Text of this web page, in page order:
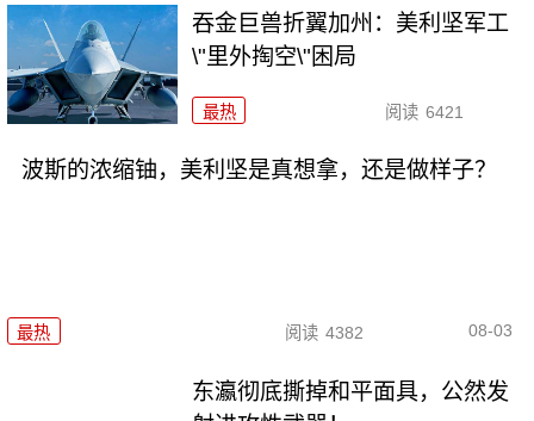
吞金巨兽折翼加州：美利坚军工
\"里外掏空\"困局
最热 阅读 6421
波斯的浓缩铀，美利坚是真想拿，还是做样子？
最热 阅读 4382 08-03
东瀛彻底撕掉和平面具，公然发